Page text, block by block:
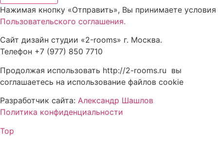
Нажимая кнопку «Отправить», Вы принимаете условия
Пользовательского соглашения.
Сайт дизайн студии «2-rooms» г. Москва.
Телефон +7 (977) 850 7710
Продолжая использовать http://2-rooms.ru вы
соглашаетесь на использование файлов cookie
Разработчик сайта: Александр Шашлов
Политика конфиденциальности
Top